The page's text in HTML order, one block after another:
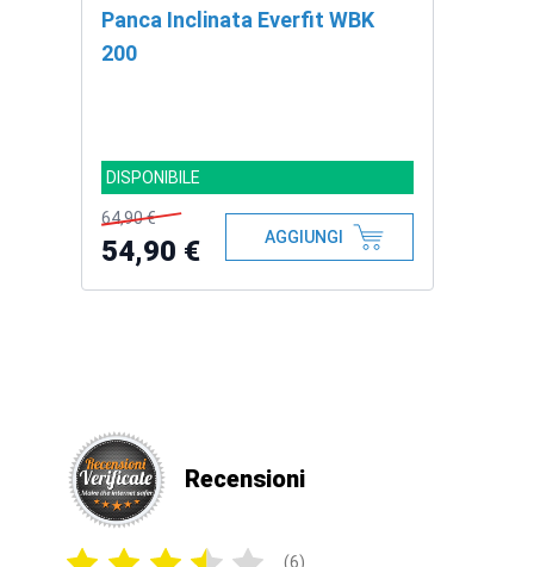
Panca Inclinata Everfit WBK
200
DISPONIBILE
64,90 €
54,90 € AGGIUNGI
Recensioni
(6)